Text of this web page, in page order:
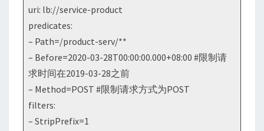
uri: lb://service-product
predicates:
– Path=/product-serv/**
– Before=2020-03-28T00:00:00.000+08:00 #限制请
求时间在2019-03-28之前
– Method=POST #限制请求方式为POST
filters:
– StripPrefix=1